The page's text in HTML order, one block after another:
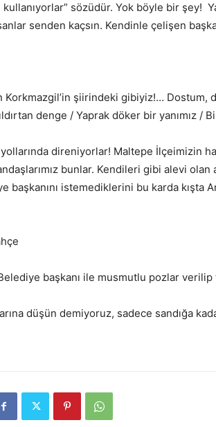
kullanıyorlar” sözüdür. Yok böyle bir şey!
senden kaçsın. Kendinle çelişen
Korkmazgil’in şiirindeki gibiyiz!…
denge / Yaprak döker bir yanımız /
yollarında direniyorlar! Maltepe İlçeimizin
bunlar. Kendileri gibi alevi
başkanını istemediklerini bu karda kışta
başkanı ile musmutlu pozlar
düşün demiyoruz, sadece sandığa